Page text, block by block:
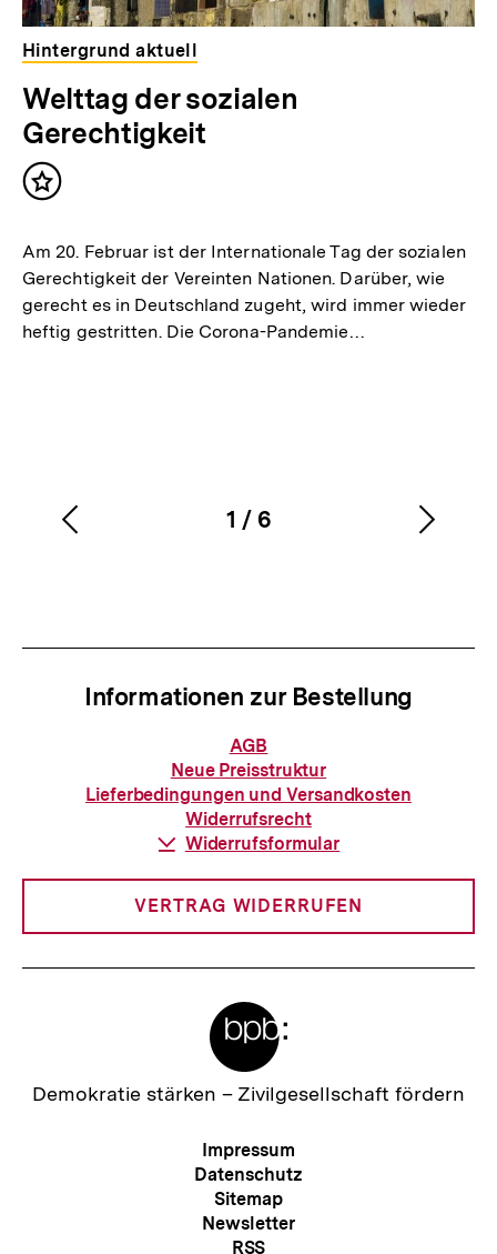
Hintergrund aktuell
Welttag der sozialen
Gerechtigkeit
Inhalt
Am 20. Februar ist der Internationale Tag der sozialen
Gerechtigkeit der Vereinten Nationen. Darüber, wie
gerecht es in Deutschland zugeht, wird immer wieder
heftig gestritten. Die Corona-Pandemie…
Karussellinhalt
1
von
/ 6
Vorherigen
Informationen zur Bestellung
Informationen
zur
Bestellung
AGB
Neue Preisstruktur
Lieferbedingungen und Versandkosten
Widerrufsrecht
Download-
Widerrufsformular
VERTRAG WIDERRUFEN
Zur
Demokratie stärken – Zivilgesellschaft fördern
Meta-
Navigation
Impressum
Datenschutz
Sitemap
Newsletter
RSS